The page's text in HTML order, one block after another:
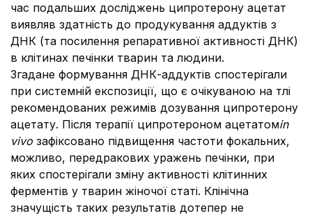
час подальших досліджень ципротерону ацетат
виявляв здатність до продукування аддуктів з
ДНК (та посилення репаративної активності ДНК)
в клітинах печінки тварин та людини.
Згадане формування ДНК-аддуктів спостерігали
при системній експозиції, що є очікуваною на тлі
рекомендованих режимів дозування ципротерону
ацетату. Після терапії ципротероном ацетатомin
vivo зафіксовано підвищення частоти фокальних,
можливо, передракових уражень печінки, при
яких спостерігали зміну активності клітинних
ферментів у тварин жіночої статі. Клінічна
значущість таких результатів дотепер не